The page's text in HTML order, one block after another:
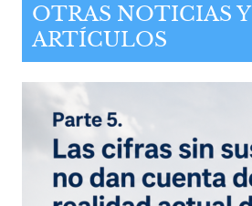
OTRAS NOTICIAS Y
ARTÍCULOS